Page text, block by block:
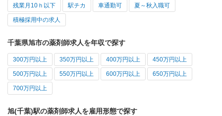
残業月10ｈ以下 駅チカ 車通勤可 夏～秋入職可
積極採用中の求人
千葉県旭市の薬剤師求人を年収で探す
300万円以上 350万円以上 400万円以上 450万円以上
500万円以上 550万円以上 600万円以上 650万円以上
700万円以上
旭(千葉)駅の薬剤師求人を雇用形態で探す